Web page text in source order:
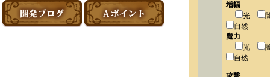
増幅
光
自然
魔力
光
自然